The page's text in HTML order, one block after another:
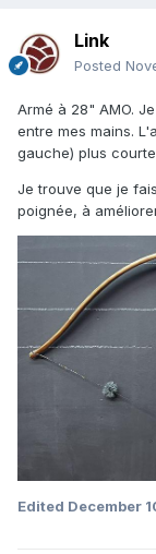
Link
Posted
Armé à 28" AMO.
entre mes mains.
gauche) plus
Je trouve que je
poignée, à
Edited December